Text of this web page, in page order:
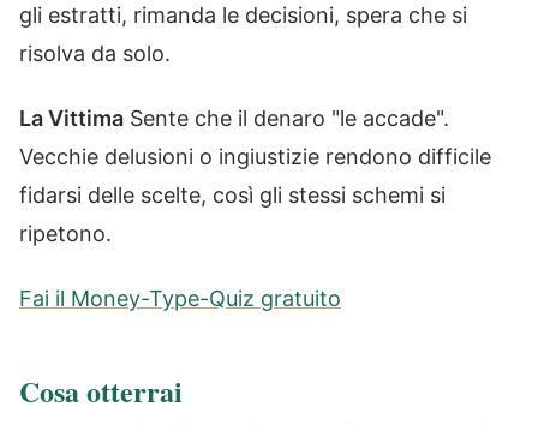
gli estratti, rimanda le decisioni, spera che si
risolva da solo.
La Vittima Sente che il denaro "le accade".
Vecchie delusioni o ingiustizie rendono difficile
fidarsi delle scelte, così gli stessi schemi si
ripetono.
Fai il Money-Type-Quiz gratuito
Cosa otterrai